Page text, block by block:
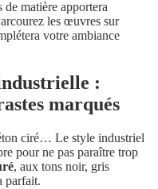
de matière apportera
les œuvres sur
votre ambiance
:
marqués
ciré… Le style industriel
pour ne pas paraître trop
, aux tons noir, gris
parfait.